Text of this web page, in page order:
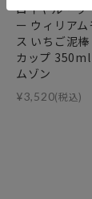
ロイヤル・ウ
ー ウィリアム
ス いちご泥棒
カップ 350ml
ムゾン
¥3,520(税込)